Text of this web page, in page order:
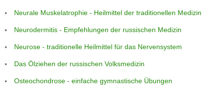
Neurale Muskelatrophie - Heilmittel der traditionellen Medizin
Neurodermitis - Empfehlungen der russischen Medizin
Neurose - traditionelle Heilmittel für das Nervensystem
Das Ölziehen der russischen Volksmedizin
Osteochondrose - einfache gymnastische Übungen